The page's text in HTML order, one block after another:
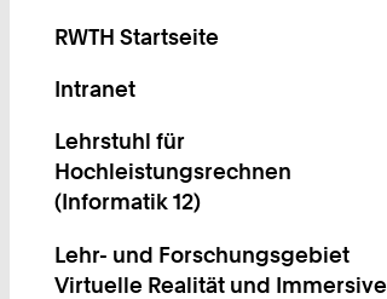
RWTH Startseite
Intranet
Lehrstuhl für
Hochleistungsrechnen
(Informatik 12)
Lehr- und Forschungsgebiet
Virtuelle Realität und Immersive